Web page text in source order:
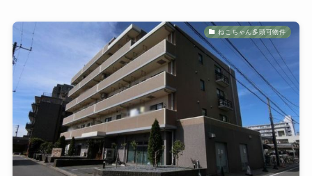
ねこちゃん多頭可物件